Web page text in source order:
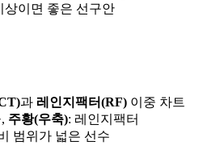
상이면 좋은 선구안
과 레인지팩터(RF) 이중 차트
주황(우축): 레인지팩터
범위가 넓은 선수